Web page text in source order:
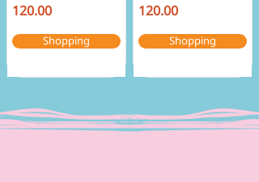
120.00
Shopping
120.00
Shopping